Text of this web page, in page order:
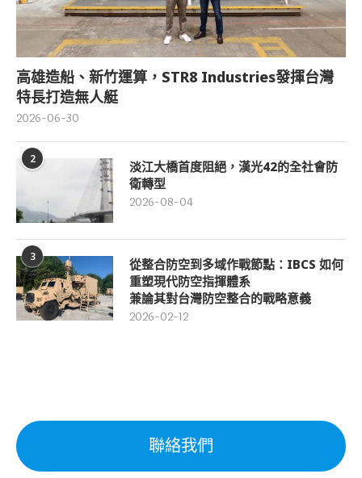
高雄造船、新竹運算，STR8 Industries發揮台灣
特長打造無人艇
2026-06-30
2
淡江大橋首度阻絕，漢光42的全社會防
衛轉型
2026-08-04
3
從整合防空到多域作戰節點：IBCS 如何
重塑現代防空指揮體系
兼論其對台灣防空整合的戰略意義
2026-02-12
聯絡我們